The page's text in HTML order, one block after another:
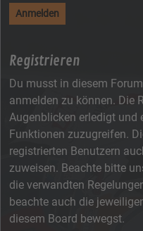
Registrieren
Du musst in diesem
anmelden zu können. Die
Augenblicken erledigt und
Funktionen zuzugreifen.
registrierten Benutzern
zuweisen. Beachte bitte
die verwandten
beachte auch die
diesem Board bewegst.